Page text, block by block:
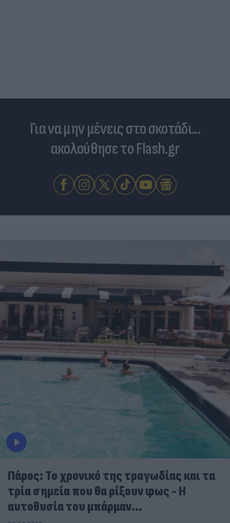
Για να μην μένεις στο σκοτάδι...
ακολούθησε το Flash.gr
Πάρος: Το χρονικό της τραγωδίας και τα
τρία σημεία που θα ρίξουν φως - Η
αυτοθυσία του μπάρμαν...